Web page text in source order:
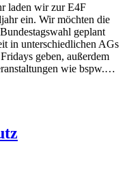
laden wir zur E4F
ein. Wir möchten die
geplant
in unterschiedlichen AGs
geben, außerdem
wie bspw.…